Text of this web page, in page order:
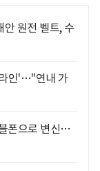
원전 벨트, 수
인'…"연내 가
폰으로 변신…